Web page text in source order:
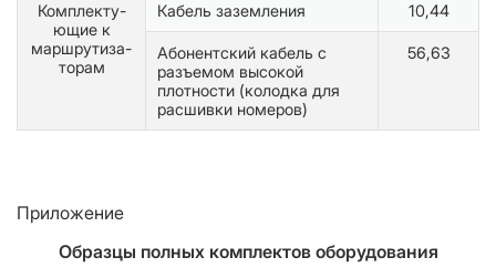
Комплекту-
ющие к
маршрутиза-
торам
Кабель заземления 10,44
Абонентский кабель с
разъемом высокой
плотности (колодка для
расшивки номеров)
56,63
Приложение
Образцы полных комплектов оборудования